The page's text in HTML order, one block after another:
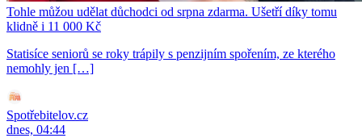
Tohle můžou udělat důchodci od srpna zdarma. Ušetří díky tomu
klidně i 11 000 Kč
Statisíce seniorů se roky trápily s penzijním spořením, ze kterého
nemohly jen […]
Spotřebitelov.cz
dnes, 04:44